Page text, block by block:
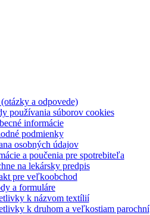
a odpovede)
používania súborov cookies
informácie
podmienky
osobných údajov
a poučenia pre spotrebiteľa
na lekársky predpis
pre veľkoobchod
a formuláre
k názvom textílií
k druhom a veľkostiam parochní